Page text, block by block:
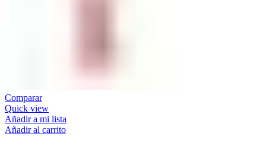
Comparar
Quick view
Añadir a mi lista
Añadir al carrito